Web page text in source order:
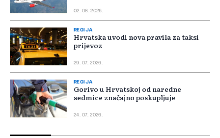
02. 08. 2026.
REGIJA
Hrvatska uvodi nova pravila za taksi
prijevoz
29. 07. 2026.
REGIJA
Gorivo u Hrvatskoj od naredne
sedmice značajno poskupljuje
24. 07. 2026.